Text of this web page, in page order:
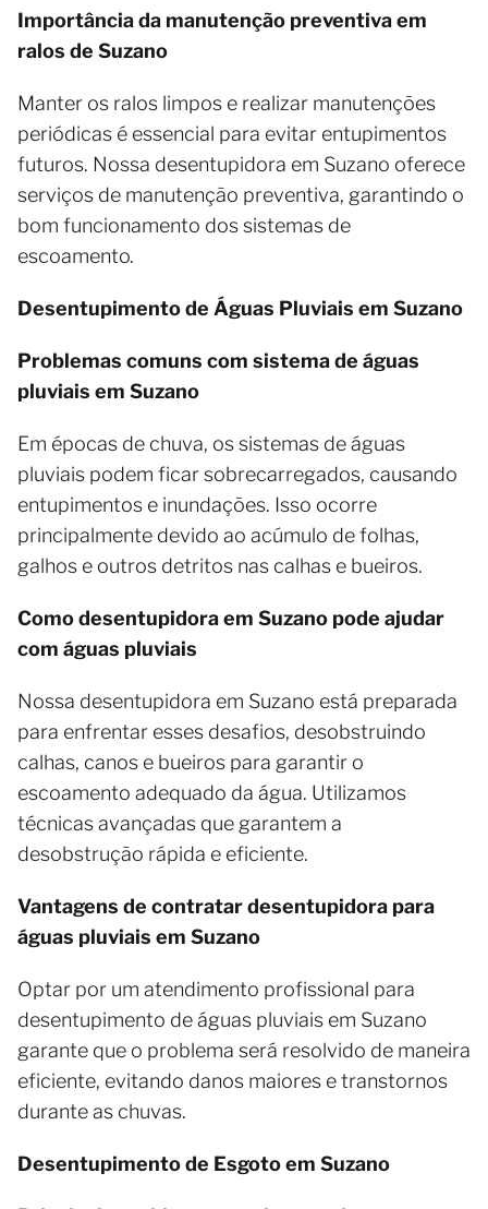
Importância da manutenção preventiva em
ralos de Suzano
Manter os ralos limpos e realizar manutenções
periódicas é essencial para evitar entupimentos
futuros. Nossa desentupidora em Suzano oferece
serviços de manutenção preventiva, garantindo o
bom funcionamento dos sistemas de
escoamento.
Desentupimento de Águas Pluviais em Suzano
Problemas comuns com sistema de águas
pluviais em Suzano
Em épocas de chuva, os sistemas de águas
pluviais podem ficar sobrecarregados, causando
entupimentos e inundações. Isso ocorre
principalmente devido ao acúmulo de folhas,
galhos e outros detritos nas calhas e bueiros.
Como desentupidora em Suzano pode ajudar
com águas pluviais
Nossa desentupidora em Suzano está preparada
para enfrentar esses desafios, desobstruindo
calhas, canos e bueiros para garantir o
escoamento adequado da água. Utilizamos
técnicas avançadas que garantem a
desobstrução rápida e eficiente.
Vantagens de contratar desentupidora para
águas pluviais em Suzano
Optar por um atendimento profissional para
desentupimento de águas pluviais em Suzano
garante que o problema será resolvido de maneira
eficiente, evitando danos maiores e transtornos
durante as chuvas.
Desentupimento de Esgoto em Suzano